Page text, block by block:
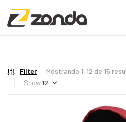
Filter
Mostrando 1–12 de 15
Show